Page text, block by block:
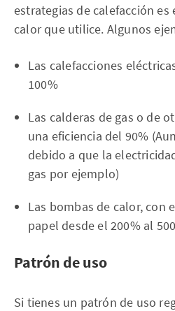
estrategias de calefacción
calor que utilice. Algunos
Las calefacciones
100%
Las calderas de gas o de
una eficiencia del 90%
debido a que la
gas por ejemplo)
Las bombas de calor, con
papel desde el 200% al
Patrón de uso
Si tienes un patrón de uso